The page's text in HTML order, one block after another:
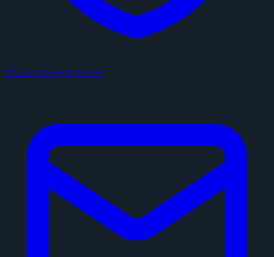
プライバシーポリシー